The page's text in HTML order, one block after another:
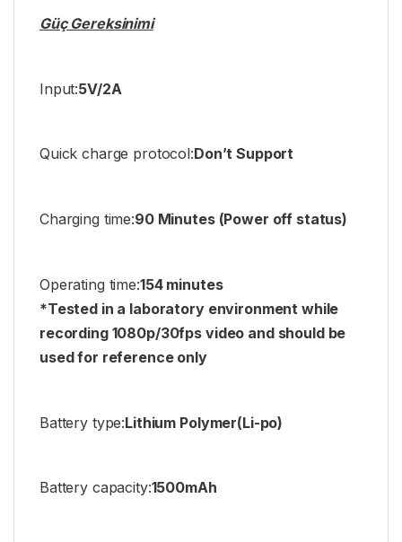
Güç Gereksinimi
Input:5V/2A
Quick charge protocol:Don’t Support
Charging time:90 Minutes (Power off status)
Operating time:154 minutes
*Tested in a laboratory environment while
recording 1080p/30fps video and should be
used for reference only
Battery type:Lithium Polymer(Li-po)
Battery capacity:1500mAh